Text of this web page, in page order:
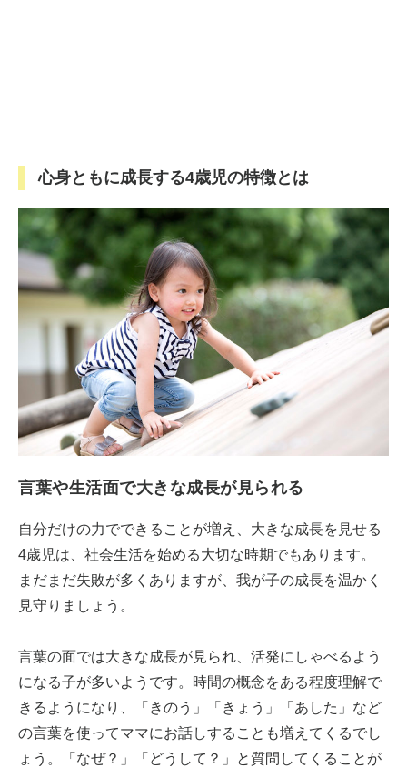
心身ともに成長する4歳児の特徴とは
言葉や生活面で大きな成長が見られる
自分だけの力でできることが増え、大きな成長を見せる
4歳児は、社会生活を始める大切な時期でもあります。
まだまだ失敗が多くありますが、我が子の成長を温かく
見守りましょう。
言葉の面では大きな成長が見られ、活発にしゃべるよう
になる子が多いようです。時間の概念をある程度理解で
きるようになり、「きのう」「きょう」「あした」など
の言葉を使ってママにお話しすることも増えてくるでし
ょう。「なぜ？」「どうして？」と質問してくることが